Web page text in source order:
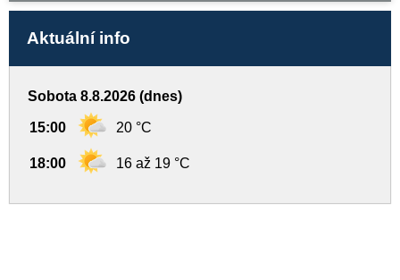
Aktuální info
Sobota 8.8.2026 (dnes)
15:00 20 °C
18:00 16 až 19 °C